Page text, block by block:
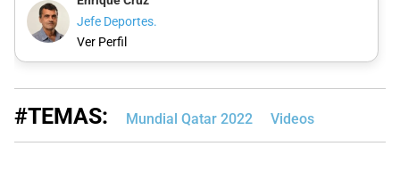
Jefe Deportes.
Ver Perfil
#TEMAS: Mundial Qatar 2022 Videos